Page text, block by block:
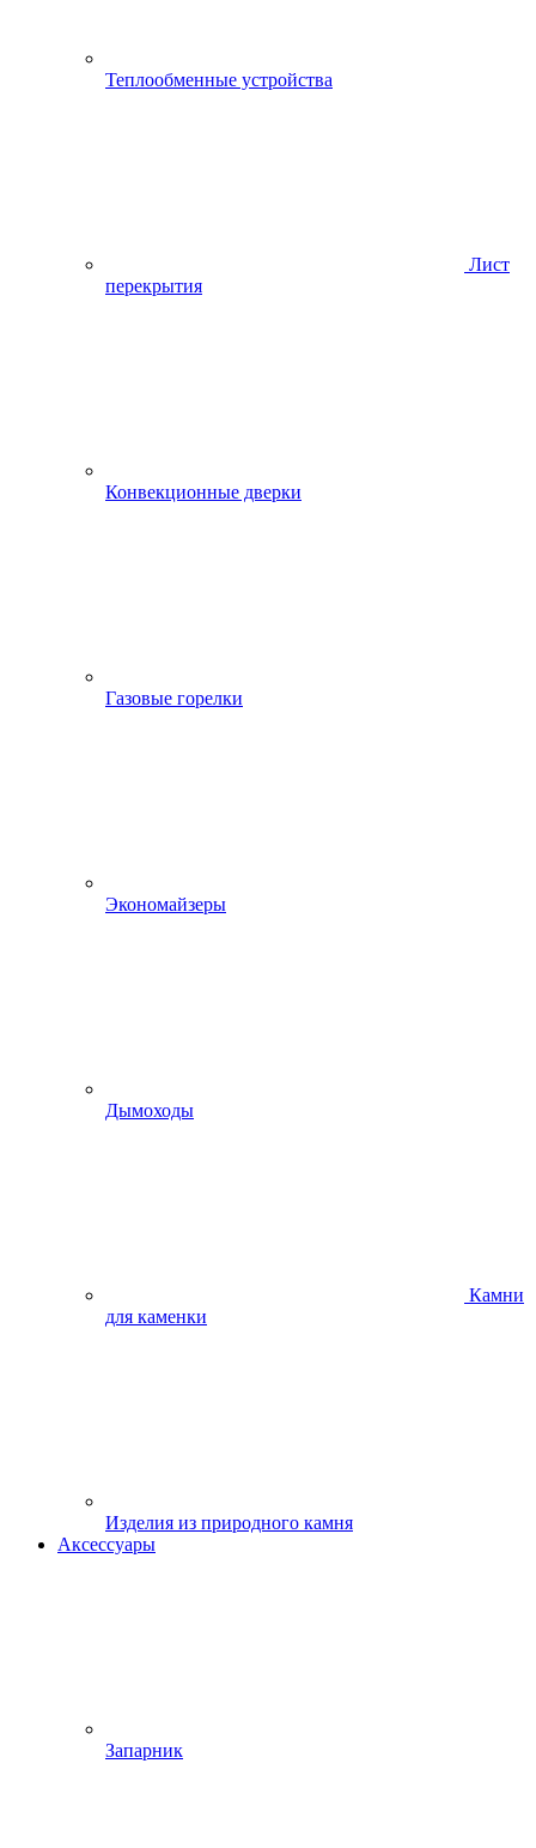
Теплообменные устройства
Лист
перекрытия
Конвекционные дверки
Газовые горелки
Экономайзеры
Дымоходы
Камни
для каменки
Изделия из природного камня
Аксессуары
Запарник